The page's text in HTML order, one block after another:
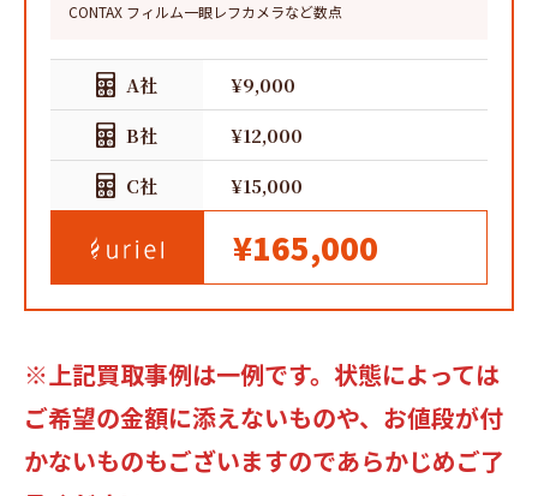
CONTAX フィルム一眼レフカメラなど数点
A社
¥9,000
B社
¥12,000
C社
¥15,000
¥165,000
※上記買取事例は一例です。状態によっては
ご希望の金額に添えないものや、お値段が付
かないものもございますのであらかじめご了